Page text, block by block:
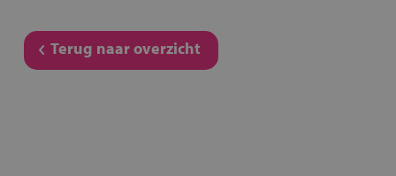
Terug naar overzicht